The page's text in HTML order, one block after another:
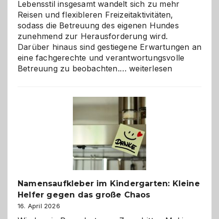
Lebensstil insgesamt wandelt sich zu mehr
Reisen und flexibleren Freizeitaktivitäten,
sodass die Betreuung des eigenen Hundes
zunehmend zur Herausforderung wird.
Darüber hinaus sind gestiegene Erwartungen an
eine fachgerechte und verantwortungsvolle
Betreuung zu beobachten.…Betreuung
wann
ist
eine
Hundepension
die
richtige
weiterlesen
Namensaufkleber im Kindergarten: Kleine
Helfer gegen das große Chaos
16. April 2026